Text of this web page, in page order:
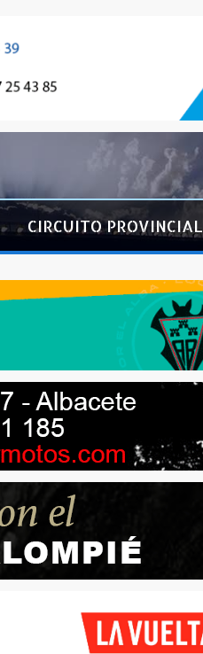
CIRCUITO PROVINCIAL